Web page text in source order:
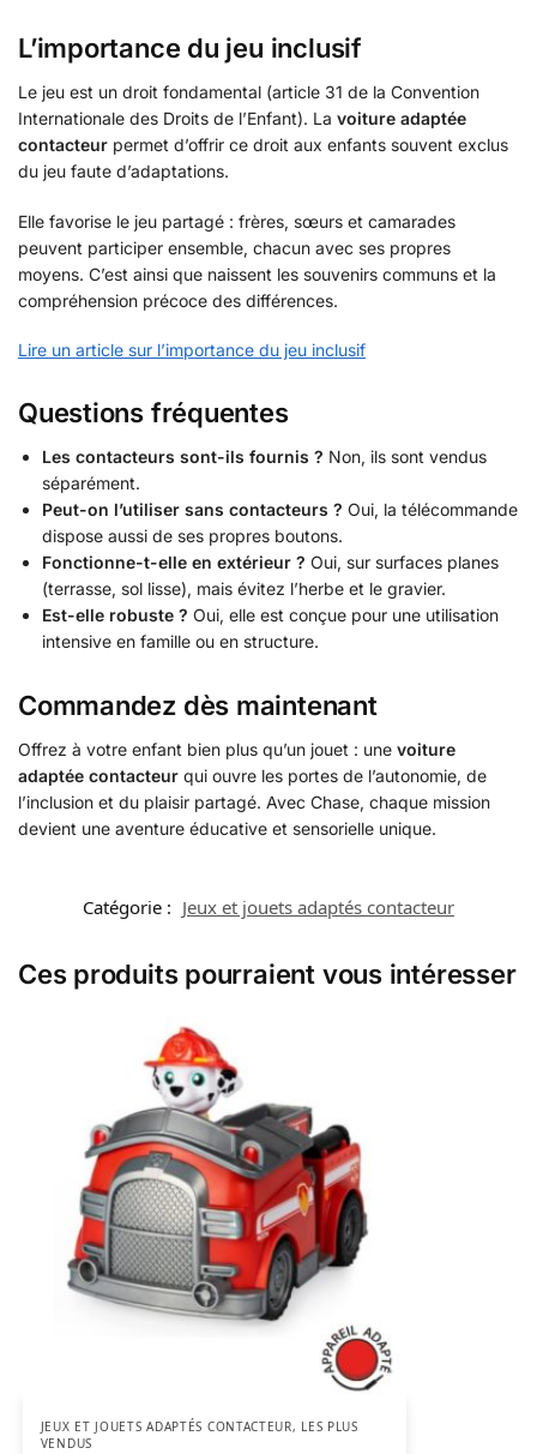
L’importance du jeu inclusif
Le jeu est un droit fondamental (article 31 de la Convention
Internationale des Droits de l’Enfant). La voiture adaptée
contacteur permet d’offrir ce droit aux enfants souvent exclus
du jeu faute d’adaptations.
Elle favorise le jeu partagé : frères, sœurs et camarades
peuvent participer ensemble, chacun avec ses propres
moyens. C’est ainsi que naissent les souvenirs communs et la
compréhension précoce des différences.
Lire un article sur l’importance du jeu inclusif
Questions fréquentes
Les contacteurs sont-ils fournis ? Non, ils sont vendus
séparément.
Peut-on l’utiliser sans contacteurs ? Oui, la télécommande
dispose aussi de ses propres boutons.
Fonctionne-t-elle en extérieur ? Oui, sur surfaces planes
(terrasse, sol lisse), mais évitez l’herbe et le gravier.
Est-elle robuste ? Oui, elle est conçue pour une utilisation
intensive en famille ou en structure.
Commandez dès maintenant
Offrez à votre enfant bien plus qu’un jouet : une voiture
adaptée contacteur qui ouvre les portes de l’autonomie, de
l’inclusion et du plaisir partagé. Avec Chase, chaque mission
devient une aventure éducative et sensorielle unique.
Catégorie : Jeux et jouets adaptés contacteur
Ces produits pourraient vous intéresser
JEUX ET JOUETS ADAPTÉS CONTACTEUR, LES PLUS
VENDUS